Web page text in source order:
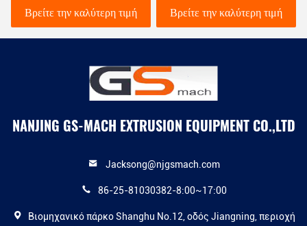
Granulator μηχανή
Βρείτε την καλύτερη τιμή
νερού
Βρείτε την καλύτερη τιμή
NANJING GS-MACH EXTRUSION EQUIPMENT CO.,LTD
Jacksong@njgsmach.com
86-25-81030382-8:00~17:00
Βιομηχανικό πάρκο Shanghu No.12, οδός Jiangning, περιοχή